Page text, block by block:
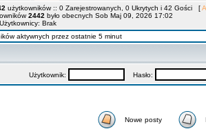
użytkowników :: 0 Zarejestrowanych, 0 Ukrytych i 42 Gości [
2442 było obecnych Sob Maj 09, 2026 17:02
Brak
aktywnych przez ostatnie 5 minut
Użytkownik: Hasło:
Nowe posty